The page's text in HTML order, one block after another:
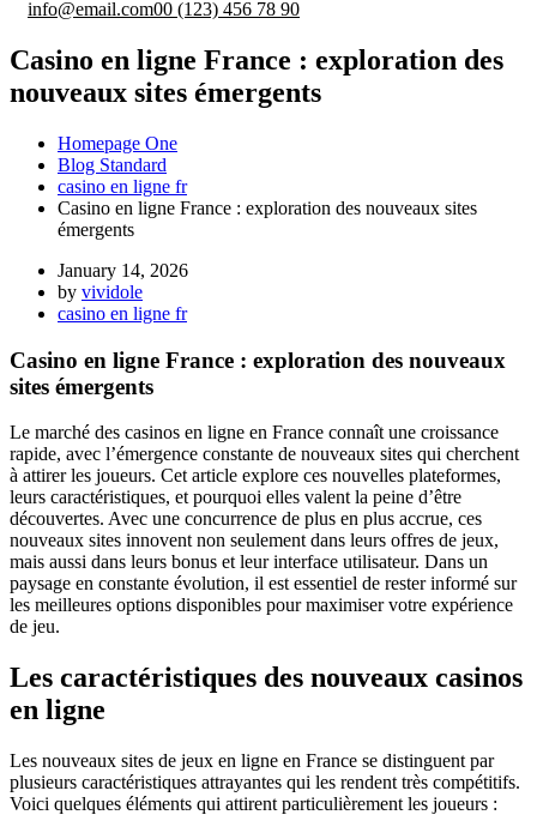
info@email.com00 (123) 456 78 90
Casino en ligne France : exploration des
nouveaux sites émergents
Homepage One
Blog Standard
casino en ligne fr
Casino en ligne France : exploration des nouveaux sites
émergents
January 14, 2026
by vividole
casino en ligne fr
Casino en ligne France : exploration des nouveaux
sites émergents
Le marché des casinos en ligne en France connaît une croissance
rapide, avec l’émergence constante de nouveaux sites qui cherchent
à attirer les joueurs. Cet article explore ces nouvelles plateformes,
leurs caractéristiques, et pourquoi elles valent la peine d’être
découvertes. Avec une concurrence de plus en plus accrue, ces
nouveaux sites innovent non seulement dans leurs offres de jeux,
mais aussi dans leurs bonus et leur interface utilisateur. Dans un
paysage en constante évolution, il est essentiel de rester informé sur
les meilleures options disponibles pour maximiser votre expérience
de jeu.
Les caractéristiques des nouveaux casinos
en ligne
Les nouveaux sites de jeux en ligne en France se distinguent par
plusieurs caractéristiques attrayantes qui les rendent très compétitifs.
Voici quelques éléments qui attirent particulièrement les joueurs :